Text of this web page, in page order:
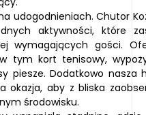
udogodnieniach. Chutor
aktywności, które
wymagających gości.
tym kort tenisowy,
piesze. Dodatkowo nasza
okazja, aby z bliska
środowisku.